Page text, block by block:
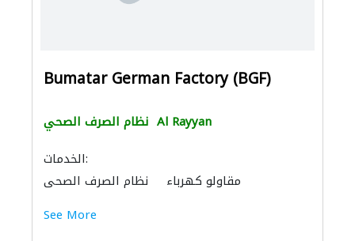
Bumatar German Factory (BGF)
نظام الصرف الصحي Al Rayyan
الخدمات:
نظام الصرف الصحي
مقاولو كهرباء
See More